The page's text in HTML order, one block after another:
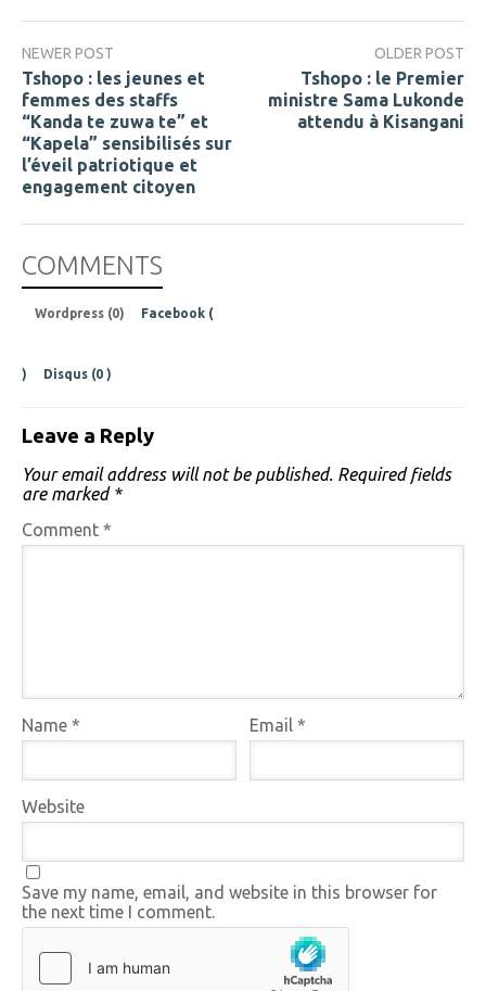
NEWER POST
Tshopo : les jeunes et
femmes des staffs
“Kanda te zuwa te” et
“Kapela” sensibilisés sur
l’éveil patriotique et
engagement citoyen
OLDER POST
Tshopo : le Premier
ministre Sama Lukonde
attendu à Kisangani
COMMENTS
Wordpress (0) Facebook (
) Disqus (0 )
Leave a Reply
Your email address will not be published. Required fields
are marked *
Comment *
Name * Email*
Website
Save my name, email, and website in this browser for
the next time I comment.